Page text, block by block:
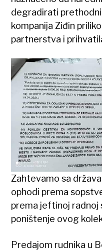
degradirati
kompanija Ziđin
partnerstva i
Zahtevamo sa
ophodi prema
prema jeftinoj radnoj
poništenje ovog
Predajom rudnika u